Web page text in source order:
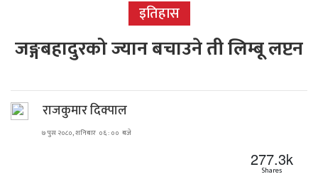
इतिहास
जङ्गबहादुरको ज्यान बचाउने ती लिम्बू लप्टन
राजकुमार दिक्पाल
७ पुस २०८०, शनिबार ०६ : ०० बजे
277.3k
Shares